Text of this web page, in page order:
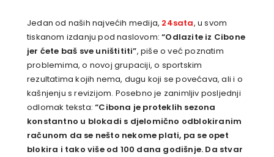
Jedan od naših najvećih medija, 24sata, u svom
tiskanom izdanju pod naslovom:“Odlazite iz Cibone
jer ćete baš sve uništititi”, piše o već poznatim
problemima, o novoj grupaciji, o sportskim
rezultatima kojih nema, dugu koji se povećava, ali i o
kašnjenju s revizijom. Posebno je zanimljiv posljednji
odlomak teksta:“Cibona je proteklih sezona
konstantno u blokadi s djelomično odblokiranim
računom da se nešto nekome plati, pa se opet
blokira i tako više od 100 dana godišnje. Da stvar